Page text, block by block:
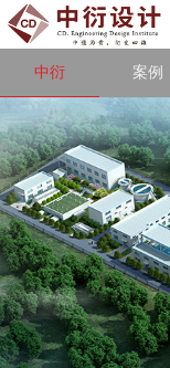
中衍 案例